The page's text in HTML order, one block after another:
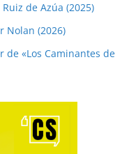
de Azúa (2025)
Nolan (2026)
de «Los Caminantes de